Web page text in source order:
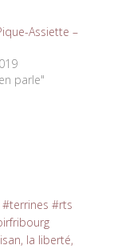
Assiette –
parle"
#rts
, la liberté,